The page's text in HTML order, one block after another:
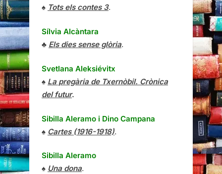
♠ Tots els contes 3.
Sílvia Alcàntara
♣ Els dies sense glòria.
Svetlana Aleksiévitx
♠ La pregària de Txernòbil. Crònica
del futur.
Sibilla Aleramo i Dino Campana
♠ Cartes (1916-1918).
Sibilla Aleramo
♠ Una dona.